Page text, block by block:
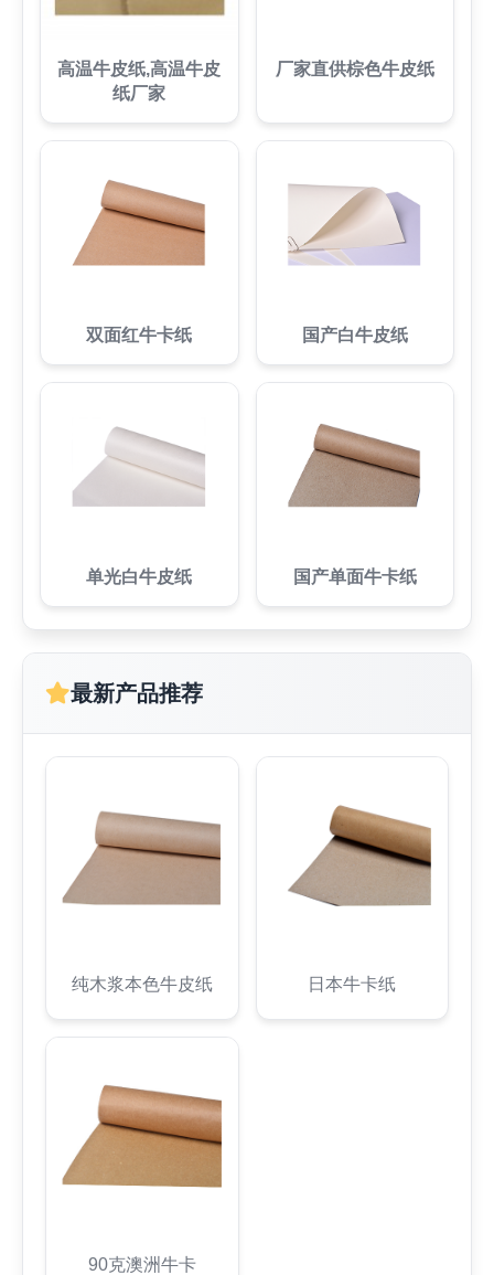
高温牛皮纸,高温牛皮
纸厂家
厂家直供棕色牛皮纸
双面红牛卡纸 国产白牛皮纸
单光白牛皮纸 国产单面牛卡纸
最新产品推荐
纯木浆本色牛皮纸 日本牛卡纸
90克澳洲牛卡